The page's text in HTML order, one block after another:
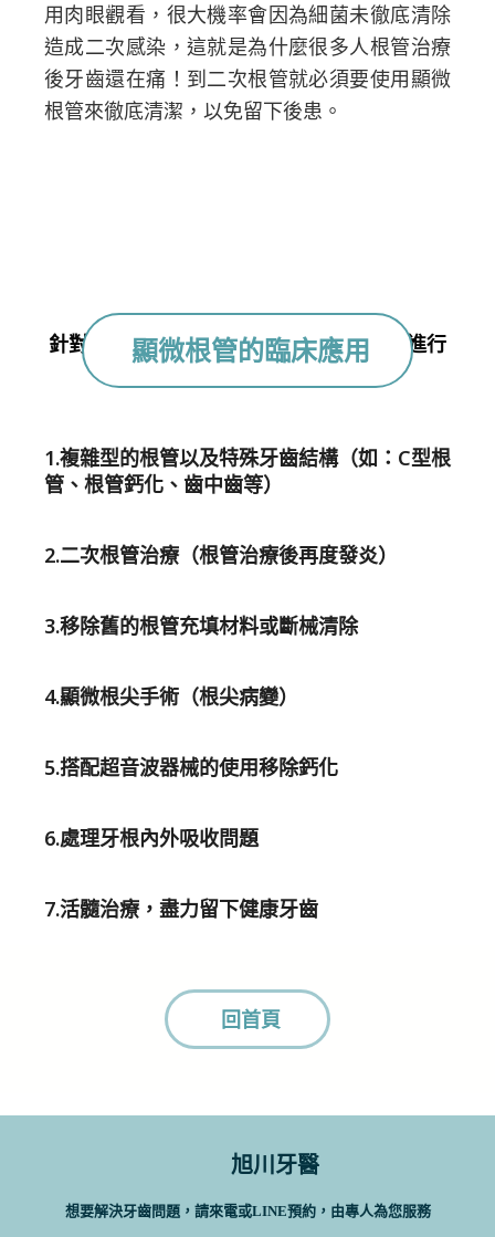
用肉眼觀看，很大機率會因為細菌未徹底清除
造成二次感染，這就是為什麼很多人根管治療
後牙齒還在痛！到二次根管就必須要使用顯微
根管來徹底清潔，以免留下後患。
顯微根管的臨床應用
針對困難症狀，我們會建議由顯微根管來進行
1.複雜型的根管以及特殊牙齒結構（如：C型根
管、根管鈣化、齒中齒等）
2.二次根管治療（根管治療後再度發炎）
3.移除舊的根管充填材料或斷械清除
4.顯微根尖手術（根尖病變）
5.搭配超音波器械的使用移除鈣化
6.處理牙根內外吸收問題
7.活髓治療，盡力留下健康牙齒
回首頁
旭川牙醫
想要解決牙齒問題，請來電或LINE預約，由專人為您服務